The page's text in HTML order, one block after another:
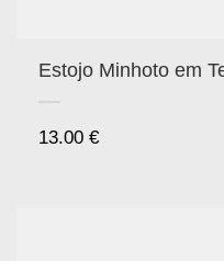
Estojo Minhoto em
13.00 €